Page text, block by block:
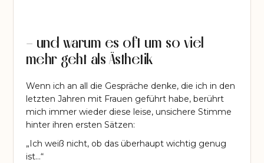
– und warum es oft um so viel
mehr geht als Ästhetik
Wenn ich an all die Gespräche denke, die ich in den
letzten Jahren mit Frauen geführt habe, berührt
mich immer wieder diese leise, unsichere Stimme
hinter ihren ersten Sätzen:
„Ich weiß nicht, ob das überhaupt wichtig genug
ist…“